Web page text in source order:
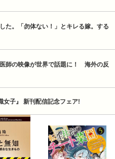
た。「勿体ない！」とキレる嫁。する
師の映像が世界で話題に！　海外の反
女子』 新刊配信記念フェア!